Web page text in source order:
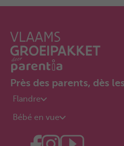
Près des parents, dès
Flandre
Bébé en vue